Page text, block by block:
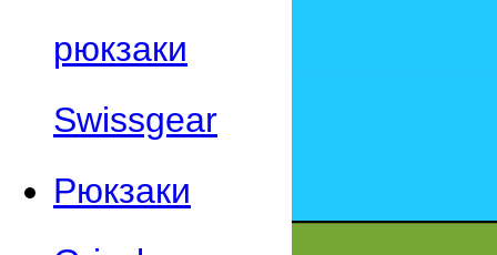
рюкзаки
Swissgear
Рюкзаки